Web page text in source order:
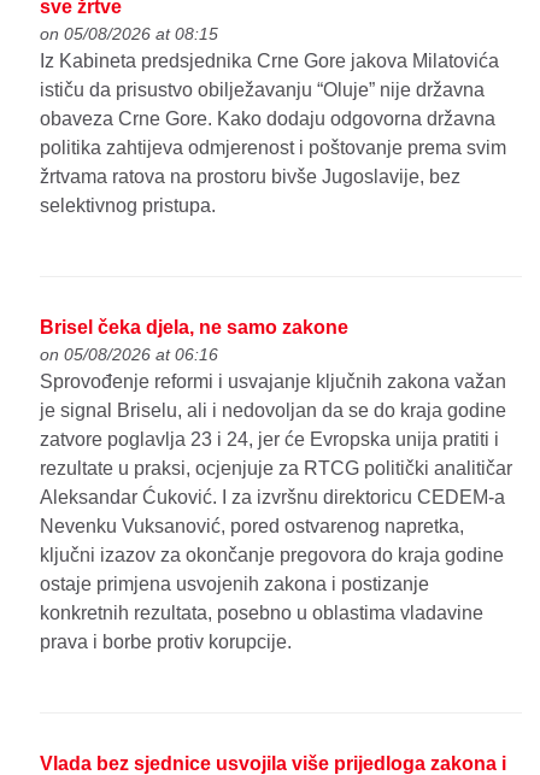
sve žrtve
on 05/08/2026 at 08:15
Iz Kabineta predsjednika Crne Gore jakova Milatovića
ističu da prisustvo obilježavanju “Oluje” nije državna
obaveza Crne Gore. Kako dodaju odgovorna državna
politika zahtijeva odmjerenost i poštovanje prema svim
žrtvama ratova na prostoru bivše Jugoslavije, bez
selektivnog pristupa.
Brisel čeka djela, ne samo zakone
on 05/08/2026 at 06:16
Sprovođenje reformi i usvajanje ključnih zakona važan
je signal Briselu, ali i nedovoljan da se do kraja godine
zatvore poglavlja 23 i 24, jer će Evropska unija pratiti i
rezultate u praksi, ocjenjuje za RTCG politički analitičar
Aleksandar Ćuković. I za izvršnu direktoricu CEDEM-a
Nevenku Vuksanović, pored ostvarenog napretka,
ključni izazov za okončanje pregovora do kraja godine
ostaje primjena usvojenih zakona i postizanje
konkretnih rezultata, posebno u oblastima vladavine
prava i borbe protiv korupcije.
Vlada bez sjednice usvojila više prijedloga zakona i